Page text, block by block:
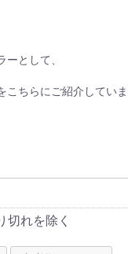
として、
こちらにご紹介していま
切れを除く